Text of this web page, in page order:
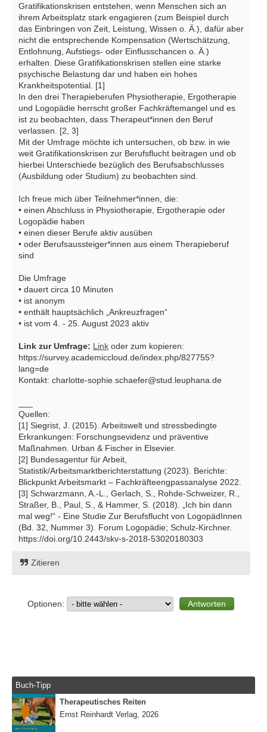
Gratifikationskrisen entstehen, wenn Menschen sich an
ihrem Arbeitsplatz stark engagieren (zum Beispiel durch
das Einbringen von Zeit, Leistung, Wissen o. Ä.), dafür aber
nicht die entsprechende Kompensation (Wertschätzung,
Entlohnung, Aufstiegs- oder Einflusschancen o. Ä.)
erhalten. Diese Gratifikationskrisen stellen eine starke
psychische Belastung dar und haben ein hohes
Krankheitspotential. [1]
In den drei Therapieberufen Physiotherapie, Ergotherapie
und Logopädie herrscht großer Fachkräftemangel und es
ist zu beobachten, dass Therapeut*innen den Beruf
verlassen. [2, 3]
Mit der Umfrage möchte ich untersuchen, ob bzw. in wie
weit Gratifikationskrisen zur Berufsflucht beitragen und ob
hierbei Unterschiede bezüglich des Berufsabschlusses
(Ausbildung oder Studium) zu beobachten sind.
Ich freue mich über Teilnehmer*innen, die:
• einen Abschluss in Physiotherapie, Ergotherapie oder
Logopädie haben
• einen dieser Berufe aktiv ausüben
• oder Berufsaussteiger*innen aus einem Therapieberuf
sind
Die Umfrage
• dauert circa 10 Minuten
• ist anonym
• enthält hauptsächlich „Ankreuzfragen“
• ist vom 4. - 25. August 2023 aktiv
Link zur Umfrage: Linkoder zum kopieren:
https://survey.academiccloud.de/index.php/827755?
lang=de
Kontakt: charlotte-sophie.schaefer@stud.leuphana.de
Quellen:
[1] Siegrist, J. (2015). Arbeitswelt und stressbedingte
Erkrankungen: Forschungsevidenz und präventive
Maßnahmen. Urban & Fischer in Elsevier.
[2] Bundesagentur für Arbeit,
Statistik/Arbeitsmarktberichterstattung (2023). Berichte:
Blickpunkt Arbeitsmarkt – Fachkräfteengpassanalyse 2022.
[3] Schwarzmann, A.-L., Gerlach, S., Rohde-Schweizer, R.,
Straßer, B., Paul, S., & Hammer, S. (2018). „Ich bin dann
mal weg!“ - Eine Studie Zur Berufsflucht von LogopädInnen
(Bd. 32, Nummer 3). Forum Logopädie; Schulz-Kirchner.
https://doi.org/10.2443/skv-s-2018-53020180303
Zitieren
Optionen:
Buch-Tipp
Therapeutisches Reiten
Ernst Reinhardt Verlag, 2026